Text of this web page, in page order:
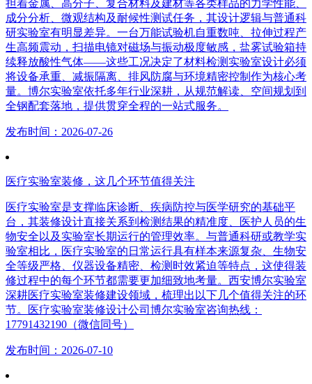
担着金属、高分子、复合材料及建材等各类样品的力学性能、
成分分析、微观结构及耐候性测试任务，其设计逻辑与普通科
研实验室有明显差异。一台万能试验机自重数吨、拉伸过程产
生高频震动，扫描电镜对磁场与振动极度敏感，盐雾试验箱持
续释放酸性气体——这些工况决定了材料检测实验室设计必须
将设备承重、减振隔离、排风防腐与环境精密控制作为核心考
量。博尔实验室依托多年行业深耕，从规范解读、空间规划到
全钢配套落地，提供贯穿全程的一站式服务。
发布时间：2026-07-26
医疗实验室装修，这几个环节值得关注
医疗实验室是支撑临床诊断、疾病防控与医学研究的基础平
台，其装修设计直接关系到检测结果的精准度、医护人员的生
物安全以及实验室长期运行的管理效率。与普通科研或教学实
验室相比，医疗实验室的日常运行具有样本来源复杂、生物安
全等级严格、仪器设备精密、检测时效紧迫等特点，这使得装
修过程中的每个环节都需要更加细致地考量。西安博尔实验室
深耕医疗实验室装修建设领域，梳理出以下几个值得关注的环
节。医疗实验室装修设计公司博尔实验室咨询热线：
17791432190（微信同号）
发布时间：2026-07-10